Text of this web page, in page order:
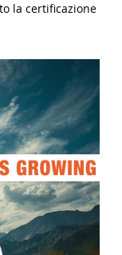
la certificazione